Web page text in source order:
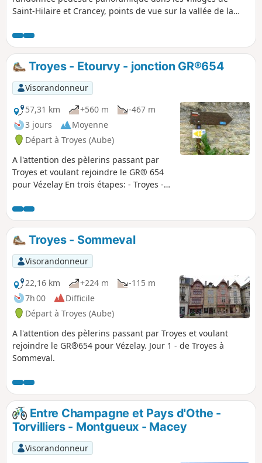
Saint-Hilaire et Crancey, points de vue sur la vallée de la
direction de Troyes.
Troyes - Etourvy - jonction GR®654
Visorandonneur
57,31 km
+560 m
-467 m
3 jours
Moyenne
Départ à Troyes (Aube)
A l'attention des pèlerins passant par
Troyes et voulant rejoindre le GR® 654
pour Vézelay En trois étapes: - Troyes -
Chaource (19km). - Chaource - Etourvy
(16km).
Troyes - Sommeval
Visorandonneur
22,16 km
+224 m
-115 m
7h 00
Difficile
Départ à Troyes (Aube)
A l'attention des pèlerins passant par Troyes et voulant
rejoindre le GR®654 pour Vézelay. Jour 1 - de Troyes à
Sommeval.
Entre Champagne et Pays d'Othe -
Torvilliers - Montgueux - Macey
Visorandonneur